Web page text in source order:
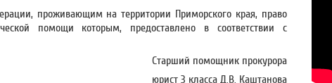
проживающим на территории Приморского края, право
помощи которым, предоставлено в соответствии с
Старший помощник прокурора
юрист 3 класса Д.В. Каштанова